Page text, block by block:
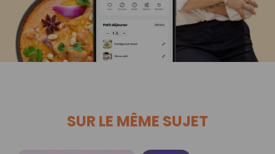
SUR LE MÊME SUJET